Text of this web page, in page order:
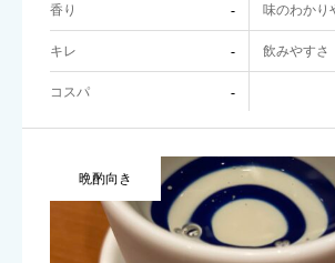
香り - 味のわかり
キレ - 飲みやすさ
コスパ -
晩酌向き